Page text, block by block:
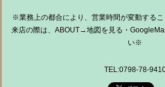
※業務上の都合により、営業時間が変動する
来店の際は、ABOUT→地図を見る・
い※
TEL:0798-78-